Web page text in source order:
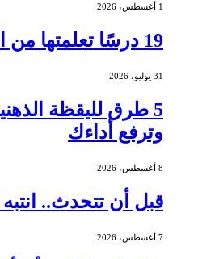
1 أغسطس، 2026
19 درسًا تعلمتها من الفشل
31 يوليو، 2026
5 طرق لليقظة
وترفع أداءك
8 أغسطس، 2026
قبل أن تتحدث..
7 أغسطس، 2026